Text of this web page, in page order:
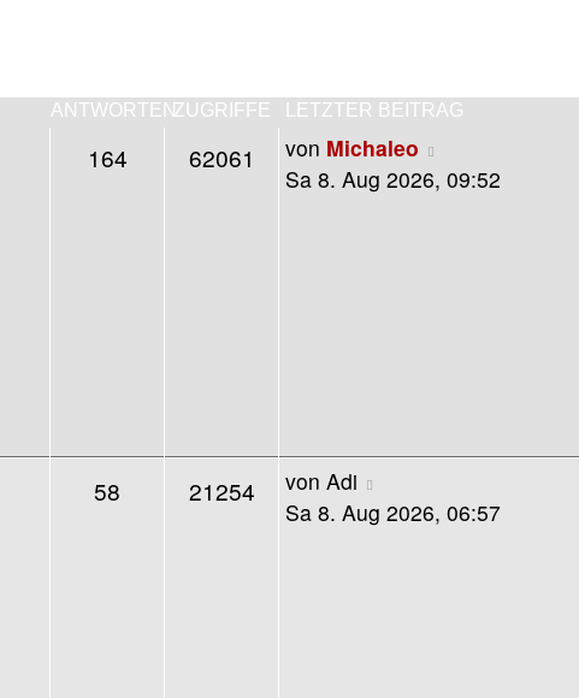
ANTWORTENZUGRIFFE LETZTER BEITRAG
164 62061 von Michaleo
Sa 8. Aug 2026, 09:52
58 21254 von Adi
Sa 8. Aug 2026, 06:57